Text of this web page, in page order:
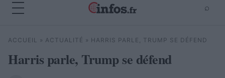
⌕
Rechercher ⌕ ×
ACCUEIL » ACTUALITÉ » HARRIS PARLE, TRUMP SE DÉFEND
Harris parle, Trump se défend